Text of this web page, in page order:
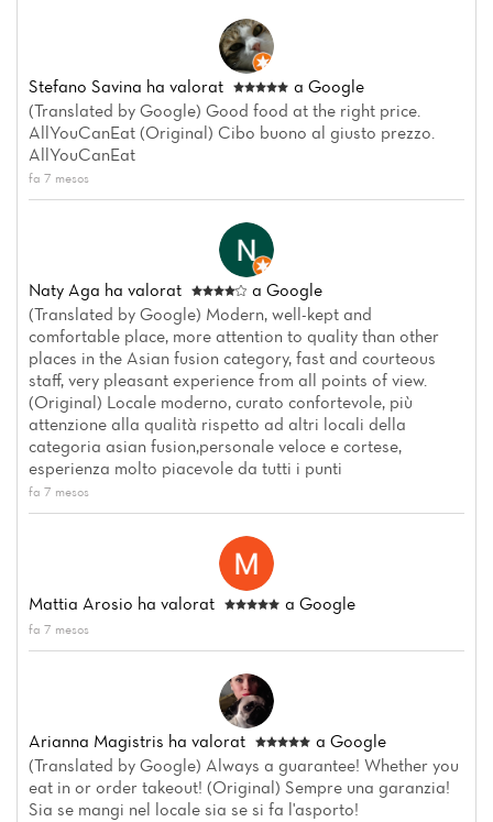
Stefano Savina ha valorat
a Google
(Translated by Google) Good food at the right price.
AllYouCanEat (Original) Cibo buono al giusto prezzo.
AllYouCanEat
fa 7 mesos
Naty Aga ha valorat
a Google
(Translated by Google) Modern, well-kept and
comfortable place, more attention to quality than other
places in the Asian fusion category, fast and courteous
staff, very pleasant experience from all points of view.
(Original) Locale moderno, curato confortevole, più
attenzione alla qualità rispetto ad altri locali della
categoria asian fusion,personale veloce e cortese,
esperienza molto piacevole da tutti i punti
fa 7 mesos
Mattia Arosio ha valorat a Google
fa 7 mesos
Arianna Magistris ha valorat
a Google
(Translated by Google) Always a guarantee! Whether you
eat in or order takeout! (Original) Sempre una garanzia!
Sia se mangi nel locale sia se si fa l'asporto!
Inici
Notícies
Menú
Ressenyes